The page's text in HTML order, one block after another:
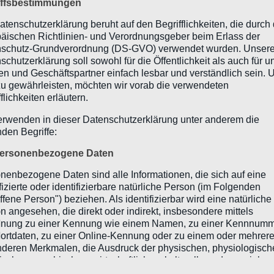
Beispiels zu zeigen, wird auf Grund des hohen
wird jedoch auch bei ganzen Texten angewendet.
00 10 00“ dargestellt. Da bei der beschriebenen
insgesamt drei Pixel benötigt:
Farbkanals farblich hervorgehoben und eindeutig den
später eingebettet werden. Werden nun die Bits
der Rechten Seite – überschrieben, ergeben sich die
beruht auf den Begrifflichkeiten, die durch
Richtlinien- und Verordnungsgeber beim Erlass der
Grundverordnung (DS-GVO) verwendet wurden.
soll sowohl für die Öffentlichkeit als auch für
und Geschäftspartner einfach lesbar und verständlich sein.
gewährleisten, möchten wir vorab die verwendeten
erläutern.
in dieser Datenschutzerklärung unter anderem die
Begriffe:
Daten
Daten sind alle Informationen, die sich auf eine
oder identifizierbare natürliche Person (im Folgenden
Person") beziehen. Als identifizierbar wird eine natürliche
angesehen, die direkt oder indirekt, insbesondere mittels
zu einer Kennung wie einem Namen, zu einer
zu einer Online-Kennung oder zu einem oder
Merkmalen, die Ausdruck der physischen,
psychischen, wirtschaftlichen, kulturellen oder sozialen